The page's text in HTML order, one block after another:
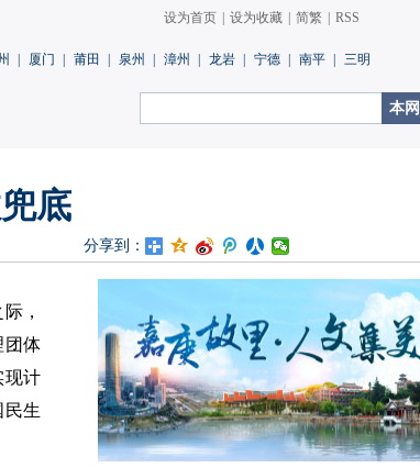
设为首页 设为收藏 简繁 RSS
厦门 莆田 泉州 漳州 龙岩 宁德 南平 三明
底
分享到：
，
团体
现计
民生